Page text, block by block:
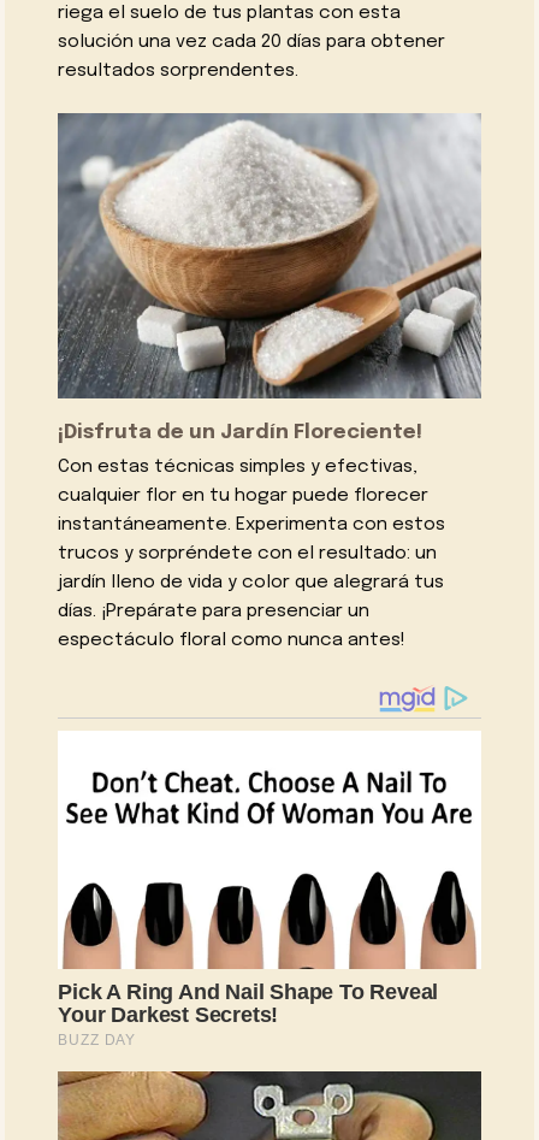
riega el suelo de tus plantas con esta
solución una vez cada 20 días para obtener
resultados sorprendentes.
¡Disfruta de un Jardín Floreciente!
Con estas técnicas simples y efectivas,
cualquier flor en tu hogar puede florecer
instantáneamente. Experimenta con estos
trucos y sorpréndete con el resultado: un
jardín lleno de vida y color que alegrará tus
días. ¡Prepárate para presenciar un
espectáculo floral como nunca antes!